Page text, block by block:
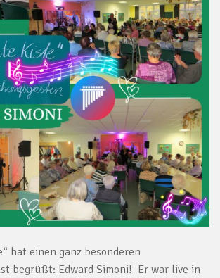
hat einen ganz besonderen
begrüßt: Edward Simoni! Er war live in